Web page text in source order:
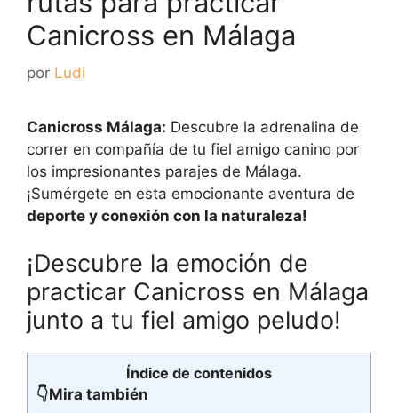
Canicross en Málaga
por Ludi
Canicross Málaga: Descubre la adrenalina de
correr en compañía de tu fiel amigo canino por
los impresionantes parajes de Málaga.
¡Sumérgete en esta emocionante aventura de
deporte y conexión con la naturaleza!
¡Descubre la emoción de
practicar Canicross en Málaga
junto a tu fiel amigo peludo!
Índice de contenidos
👇Mira también